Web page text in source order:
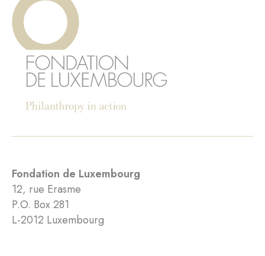
Fondation de Luxembourg
12, rue Erasme
P.O. Box 281
L-2012 Luxembourg